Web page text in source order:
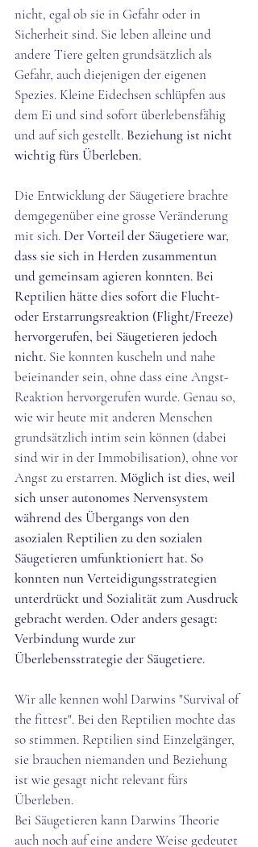
nicht, egal ob sie in Gefahr oder in
Sicherheit sind. Sie leben alleine und
andere Tiere gelten grundsätzlich als
Gefahr, auch diejenigen der eigenen
Spezies. Kleine Eidechsen schlüpfen aus
dem Ei und sind sofort überlebensfähig
und auf sich gestellt. Beziehung ist nicht
wichtig fürs Überleben.
Die Entwicklung der Säugetiere brachte
demgegenüber eine grosse Veränderung
mit sich. Der Vorteil der Säugetiere war,
dass sie sich in Herden zusammentun
und gemeinsam agieren konnten. Bei
Reptilien hätte dies sofort die Flucht-
oder Erstarrungsreaktion (Flight/Freeze)
hervorgerufen, bei Säugetieren jedoch
nicht. Sie konnten kuscheln und nahe
beieinander sein, ohne dass eine Angst-
Reaktion hervorgerufen wurde. Genau so,
wie wir heute mit anderen Menschen
grundsätzlich intim sein können (dabei
sind wir in der Immobilisation), ohne vor
Angst zu erstarren. Möglich ist dies, weil
sich unser autonomes Nervensystem
während des Übergangs von den
asozialen Reptilien zu den sozialen
Säugetieren umfunktioniert hat. So
konnten nun Verteidigungsstrategien
unterdrückt und Sozialität zum Ausdruck
gebracht werden. Oder anders gesagt:
Verbindung wurde zur
Überlebensstrategie der Säugetiere.
Wir alle kennen wohl Darwins "Survival of
the fittest". Bei den Reptilien mochte das
so stimmen. Reptilien sind Einzelgänger,
sie brauchen niemanden und Beziehung
ist wie gesagt nicht relevant fürs
Überleben.
Bei Säugetieren kann Darwins Theorie
auch noch auf eine andere Weise gedeutet